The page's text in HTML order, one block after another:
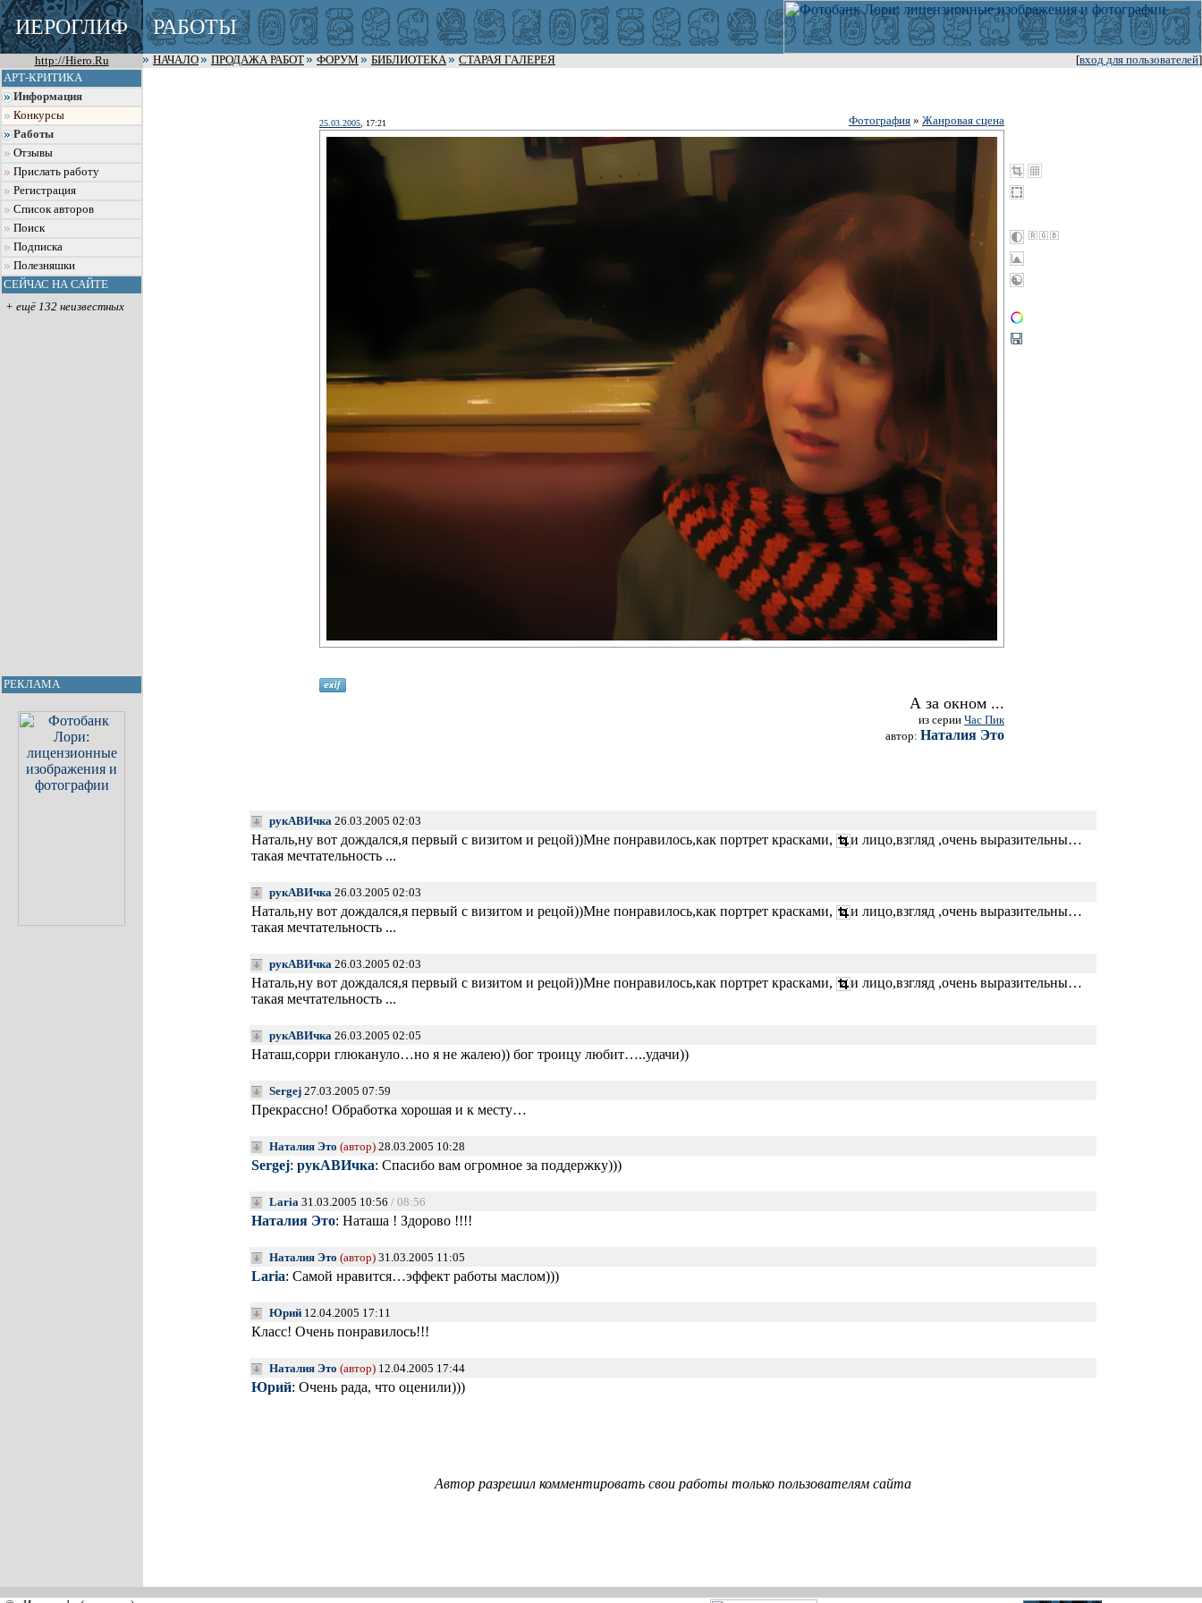
ИЕРОГЛИФ РАБОТЫ
http://Hiero.Ru [вход для пользователей]
НАЧАЛО ПРОДАЖА РАБОТ ФОРУМ БИБЛИОТЕКА
СТАРАЯ ГАЛЕРЕЯ
АРТ-КРИТИКА
Информация
Конкурсы
Работы
Отзывы
Прислать работу
Регистрация
Список авторов
Поиск
Подписка
Полезняшки
СЕЙЧАС НА САЙТЕ
+ ещё 132 неизвестных
РЕКЛАМА
25.03.2005 , 17:21 Фотография » Жанровая сцена
А за окном ...
из серии Час Пик
автор: Наталия Это
рукАВИчка26.03.2005 02:03
Наталь,ну вот дождался,я первый с визитом и рецой))Мне понравилось,как портрет красками,
и лицо,взгляд ,очень выразительны…
такая мечтательность ...
рукАВИчка26.03.2005 02:03
Наталь,ну вот дождался,я первый с визитом и рецой))Мне понравилось,как портрет красками,
и лицо,взгляд ,очень выразительны…
такая мечтательность ...
рукАВИчка26.03.2005 02:03
Наталь,ну вот дождался,я первый с визитом и рецой))Мне понравилось,как портрет красками,
и лицо,взгляд ,очень выразительны…
такая мечтательность ...
рукАВИчка26.03.2005 02:05
Наташ,сорри глюкануло…но я не жалею)) бог троицу любит…..удачи))
Sergej27.03.2005 07:59
Прекрассно! Обработка хорошая и к месту…
Наталия Это (автор)28.03.2005 10:28
Sergej: рукАВИчка: Спасибо вам огромное за поддержку)))
Laria31.03.2005 10:56 / 08:56
Наталия Это: Наташа ! Здорово !!!!
Наталия Это (автор)31.03.2005 11:05
Laria: Самой нравится…эффект работы маслом)))
Юрий12.04.2005 17:11
Класс! Очень понравилось!!!
Наталия Это (автор)12.04.2005 17:44
Юрий: Очень рада, что оценили)))
Автор разрешил комментировать свои работы только пользователям сайта